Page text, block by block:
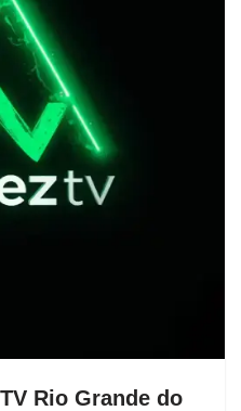
Rio Grande do